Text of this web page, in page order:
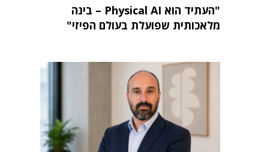
"העתיד הוא Physical AI – בינה
מלאכותית שפועלת בעולם הפיזי"